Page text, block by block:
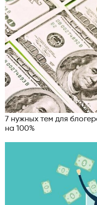
7 нужных тем для
на 100%